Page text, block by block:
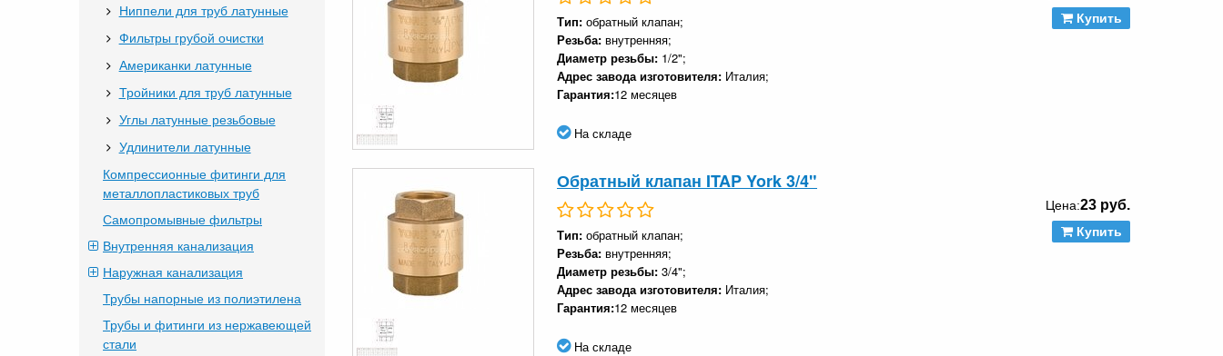
Ниппели для труб латунные
Фильтры грубой очистки
Американки латунные
Тройники для труб латунные
Углы латунные резьбовые
Удлинители латунные
Компрессионные фитинги для
металлопластиковых труб
Самопромывные фильтры
Внутренняя канализация
Наружная канализация
Трубы напорные из полиэтилена
Трубы и фитинги из нержавеющей
стали
Тип: обратный клапан;
Резьба: внутренняя;
Диаметр резьбы: 1/2";
Адрес завода изготовителя: Италия;
Гарантия:12 месяцев
На складе
Купить
Обратный клапан ITAP York 3/4"
Тип: обратный клапан;
Резьба: внутренняя;
Диаметр резьбы: 3/4";
Адрес завода изготовителя: Италия;
Гарантия:12 месяцев
На складе
Цена:23 руб.
Купить